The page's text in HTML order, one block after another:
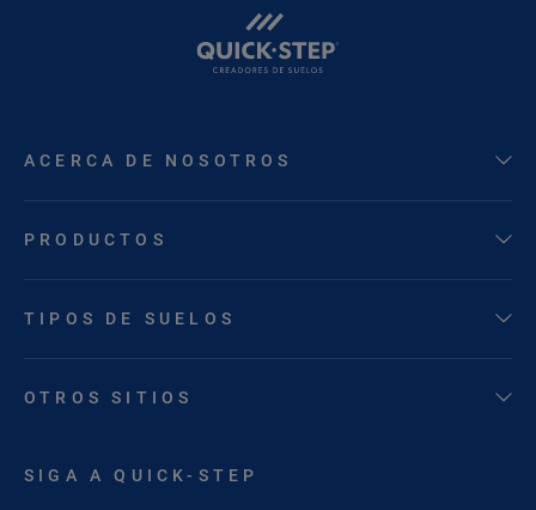
ACERCA DE NOSOTROS
PRODUCTOS
TIPOS DE SUELOS
OTROS SITIOS
SIGA A QUICK-STEP